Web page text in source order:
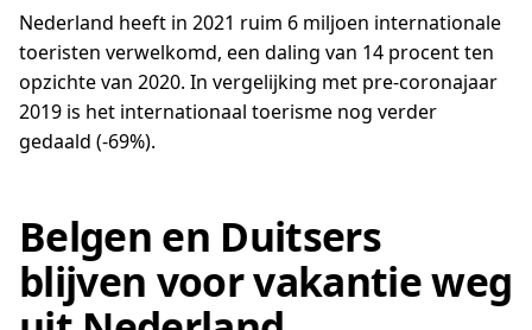
Nederland heeft in 2021 ruim 6 miljoen internationale
toeristen verwelkomd, een daling van 14 procent ten
opzichte van 2020. In vergelijking met pre-coronajaar
2019 is het internationaal toerisme nog verder
gedaald (-69%).
Belgen en Duitsers
blijven voor vakantie weg